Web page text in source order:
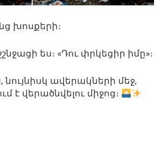
խոսքերի։
ես։ «Դու փրկեցիր իմը»։
ավերակների մեջ,
է վերածնվելու միջոց։